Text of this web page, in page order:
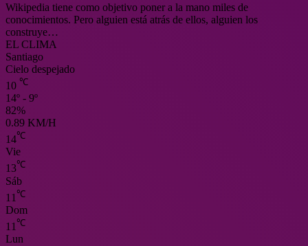
Wikipedia tiene como objetivo poner a la mano miles de
conocimientos. Pero alguien está atrás de ellos, alguien los
construye…
EL CLIMA
Santiago
Cielo despejado
10 ℃
14º - 9º
82%
0.89 KM/H
14℃
Vie
13℃
Sáb
11 ℃
Dom
11 ℃
Lun